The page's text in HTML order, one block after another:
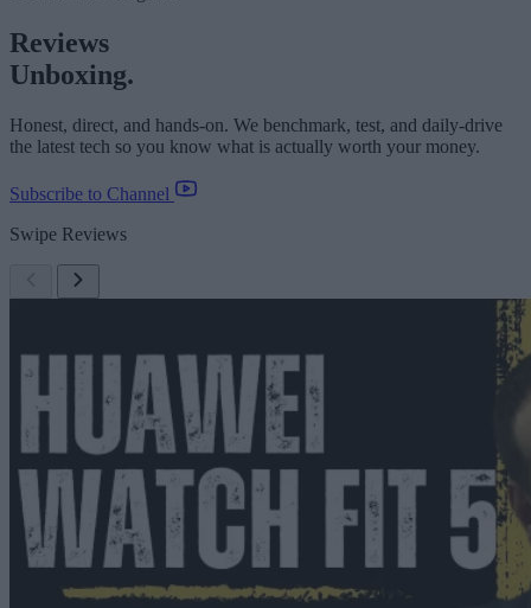
Reviews
Unboxing.
Honest, direct, and hands-on. We benchmark, test, and daily-drive
the latest tech so you know what is actually worth your money.
Subscribe to Channel
Swipe Reviews